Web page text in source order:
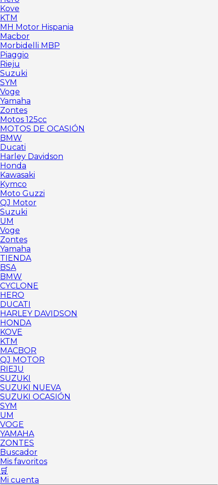
Kove
KTM
MH Motor Hispania
Macbor
Morbidelli MBP
Piaggio
Rieju
Suzuki
SYM
Voge
Yamaha
Zontes
Motos 125cc
MOTOS DE OCASIÓN
BMW
Ducati
Harley Davidson
Honda
Kawasaki
Kymco
Moto Guzzi
QJ Motor
Suzuki
UM
Voge
Zontes
Yamaha
TIENDA
BSA
BMW
CYCLONE
HERO
DUCATI
HARLEY DAVIDSON
HONDA
KOVE
KTM
MACBOR
QJ MOTOR
RIEJU
SUZUKI
SUZUKI NUEVA
SUZUKI OCASIÓN
SYM
UM
VOGE
YAMAHA
ZONTES
Buscador
Mis favoritos
🛒
Mi cuenta